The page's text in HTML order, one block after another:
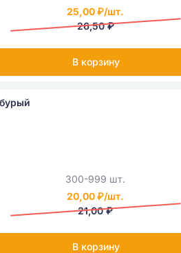
25,00 ₽/шт.
26,50 ₽
В корзину
300-999 шт.
20,00 ₽/шт.
21,00 ₽
В корзину